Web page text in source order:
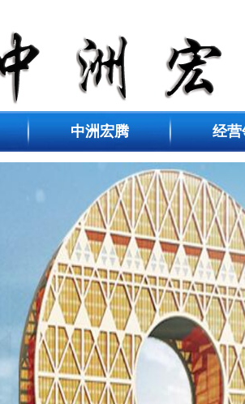
中洲宏腾 经营